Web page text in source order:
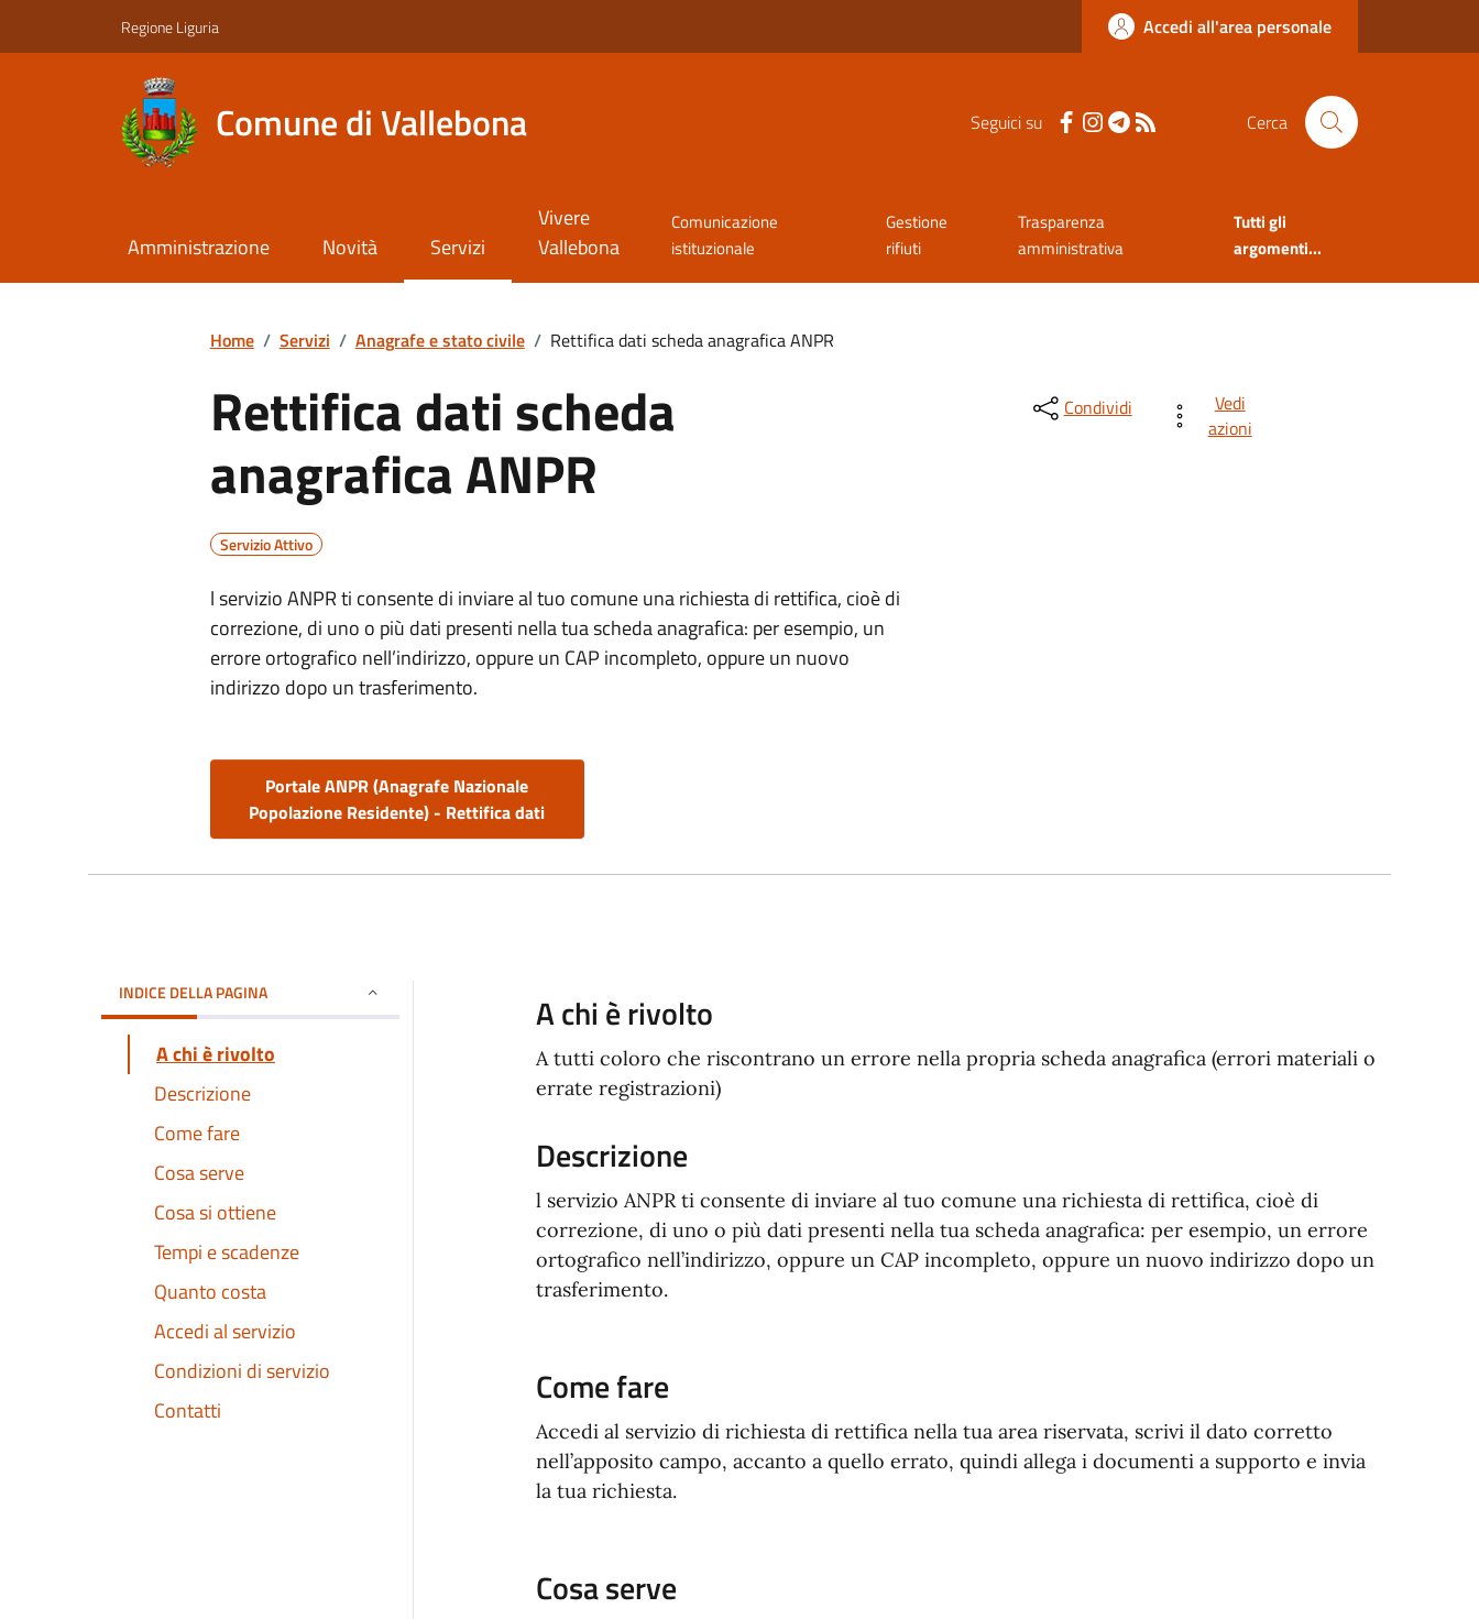
Regione Liguria Accedi all'area personale
Comune di Vallebona Seguici su Cerca
Amministrazione Novità Servizi
Vivere
Vallebona
Comunicazione
istituzionale
Gestione
rifiuti
Trasparenza
amministrativa
Tutti gli
argomenti...
Home / Servizi / Anagrafe e stato civile / Rettifica dati scheda anagrafica ANPR
Rettifica dati scheda
anagrafica ANPR
Servizio Attivo
l servizio ANPR ti consente di inviare al tuo comune una richiesta di rettifica, cioè di
correzione, di uno o più dati presenti nella tua scheda anagrafica: per esempio, un
errore ortografico nell’indirizzo, oppure un CAP incompleto, oppure un nuovo
indirizzo dopo un trasferimento.
Portale ANPR (Anagrafe Nazionale
Popolazione Residente) - Rettifica dati
Condividi
Vedi
azioni
INDICE DELLA PAGINA
A chi è rivolto
Descrizione
Come fare
Cosa serve
Cosa si ottiene
Tempi e scadenze
Quanto costa
Accedi al servizio
Condizioni di servizio
Contatti
A chi è rivolto
A tutti coloro che riscontrano un errore nella propria scheda anagrafica (errori materiali o
errate registrazioni)
Descrizione
l servizio ANPR ti consente di inviare al tuo comune una richiesta di rettifica, cioè di
correzione, di uno o più dati presenti nella tua scheda anagrafica: per esempio, un errore
ortografico nell’indirizzo, oppure un CAP incompleto, oppure un nuovo indirizzo dopo un
trasferimento.
Come fare
Accedi al servizio di richiesta di rettifica nella tua area riservata, scrivi il dato corretto
nell’apposito campo, accanto a quello errato, quindi allega i documenti a supporto e invia
la tua richiesta.
Cosa serve